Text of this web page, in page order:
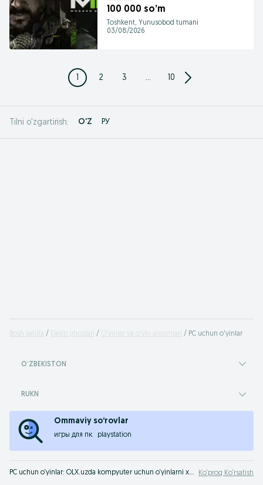
100 000 so’m
Toshkent, Yunusobod tumani
03/08/2026
1 2 3 ... 10
Tilni o'zgartirish: O'Z РУ
Bosh sahifa Elektr jihozlari O'yinlar va o'yin anjomlari PC uchun o'yinlar
OʻZBEKISTON
RUKN
Ommaviy so‘rovlar
игры для пк playstation
PC uchun o‘yinlar: OLX.uzda kompyuter uchun o‘yinlarni xamyonbop narxlarda sotish va sotib olish mumkin. Saytimizga tashrif buyuring - oson va tez xarid qiling. Kompyuter uchun eng yaxshi o‘yinlar - faqat OLX.uz O‘zbekistonda! Ko‘proq Ko‘rsatish